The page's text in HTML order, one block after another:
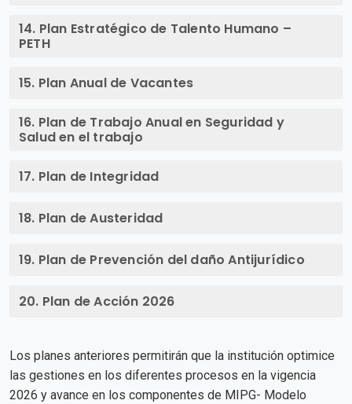
14. Plan Estratégico de Talento Humano –
PETH
15. Plan Anual de Vacantes
16. Plan de Trabajo Anual en Seguridad y
Salud en el trabajo
17. Plan de Integridad
18. Plan de Austeridad
18.1 Plan de Austeridad del Gasto en Funcionamiento y
19. Plan de Prevención del daño Antijurídico
20. Plan de Acción 2026
Los planes anteriores permitirán que la institución optimice
las gestiones en los diferentes procesos en la vigencia
2026 y avance en los componentes de MIPG- Modelo